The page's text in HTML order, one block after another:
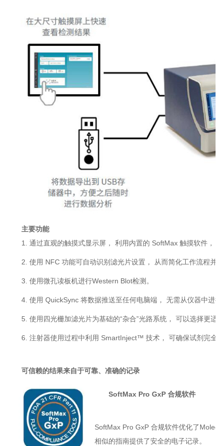
主要功能
1. 通过直观的触摸式显示屏， 利用内置的 SoftMax 触摸软件，
2. 使用 NFC 功能可自动识别滤光片设置， 从而简化工作流程并
3. 使用微孔读板机进行Western Blot检测。
4. 使用 QuickSync 将数据推送至任何电脑端， 无需从仪器中进
5. 使用四光栅加滤光片为基础的“杂合”光路系统， 可以选择更适
6. 注射器使用过程中利用 SmartInject™ 技术， 可确保试剂完全
可信赖的结果来自于可靠、准确的记录
SoftMax Pro GxP 合规软件
SoftMax Pro GxP 合规软件优化了
相似的指南提供了安全的电子记录。